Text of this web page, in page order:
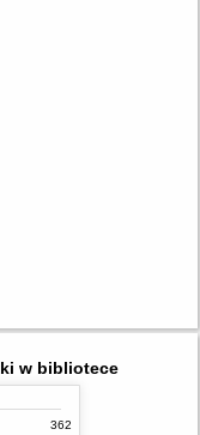
w bibliotece
362